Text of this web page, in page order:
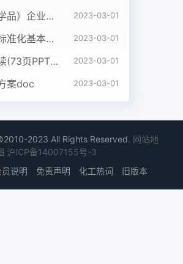
化工（危险化学品）企业五懂五会五能应知应会手册pdf 2023-03-01
企业安全生产标准化基本规范 GB_T 33000-2016pdf 2023-03-01
二十大全文解读(73页PPT)pptx 2023-03-01
案doc 2023-03-01
2023 All Rights Reserved. 网站地
沪ICP备14007155号-3
员说明 免责声明 化工热词 旧版本